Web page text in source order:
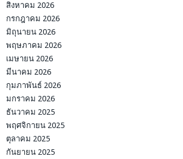
สิงหาคม 2026
กรกฎาคม 2026
มิถุนายน 2026
พฤษภาคม 2026
เมษายน 2026
มีนาคม 2026
กุมภาพันธ์ 2026
มกราคม 2026
ธันวาคม 2025
พฤศจิกายน 2025
ตุลาคม 2025
กันยายน 2025